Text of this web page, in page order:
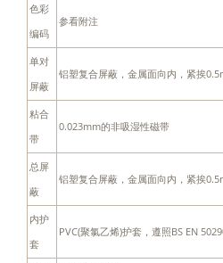
色彩
编码
参看附注
单对
屏蔽
铝塑复合屏蔽，金属面向内，紧挨
粘合
带
0.023mm的非吸湿性磁带
总屏
蔽
铝塑复合屏蔽，金属面向内，紧挨
内护
套
PVC(聚氯乙烯)护套，遵照BS EN